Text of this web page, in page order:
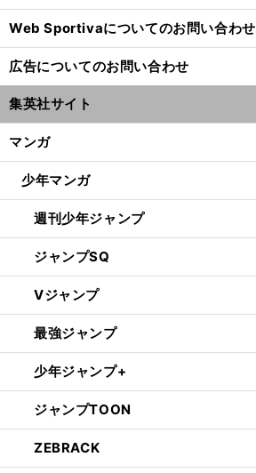
Web Sportivaについてのお問い合わせ
広告についてのお問い合わせ
集英社サイト
マンガ
少年マンガ
週刊少年ジャンプ
ジャンプSQ
Vジャンプ
最強ジャンプ
少年ジャンプ+
ジャンプTOON
ZEBRACK